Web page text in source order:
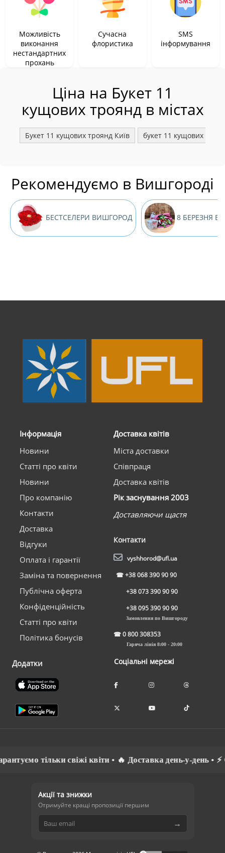
Можливість
виконання
нестандартних
прохань
Сучасна
флористика
SMS
інформування
Ціна на Букет 11
кущових троянд в містах
Букет 11 кущових троянд Київ букет 11 кущових
Рекомендуємо в Вишгороді
БЕСТСЕЛЕРИ ВИШГОРОД 8 БЕРЕЗНЯ
Інформація
Новини
Статті про квіти
Новини
Про компанію
Контакти
Доставка
Відгуки
Оплата і гарантії
Заміна та повернення
Публічна оферта
Конфіденційність
Статті про квіти
Політика бонусів
Додатки
Доставка квітів
Міста доставки
Співпраця
Доставка квітів
Рік заснування 2003
Доставляючи щастя
Контакти
vyshhorod@ufl.ua
☎+38 068 390 90 90
+38 073 390 90 90
+38 095 390 90 90
Замовлення по Вишгороду
☎0 800 308353
Гаряча лінія 8:00 - 20:00
Соціальні мережі
тільки свіжі квіти • 🔥 Доставка день-у-день • ⚡
Акції та знижки
Отримуйте кращі пропозиції першим
→